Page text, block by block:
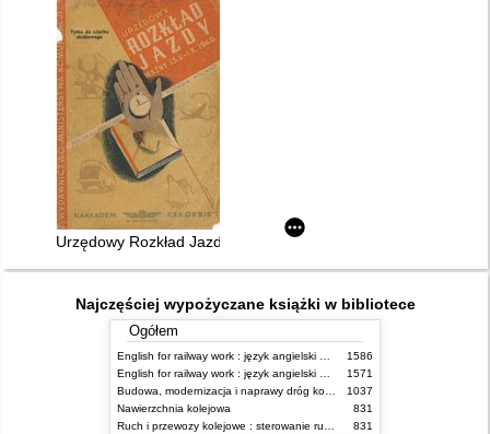
Urzędowy Rozkład Jazdy ważny 15.V.1949 - 1.X.1949 r
Najczęściej wypożyczane książki w bibliotece
Ogółem
English for railway work : język angielski dla kolejarzy - podręcznik dla początkujących
1586
English for railway work : język angielski dla kolejarzy - podręcznik dla zaawansowanych
1571
Budowa, modernizacja i naprawy dróg kolejowych
1037
Nawierzchnia kolejowa
831
Ruch i przewozy kolejowe : sterowanie ruchem
831